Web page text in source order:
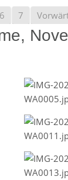
6 7